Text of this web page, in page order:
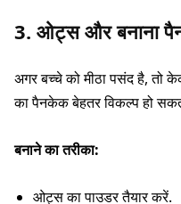
3. ओट्स और बनाना
अगर बच्चे को मीठा पसंद है,
का पैनकेक बेहतर विकल्प हो
बनाने का तरीका:
ओट्स का पाउडर तैयार करें.